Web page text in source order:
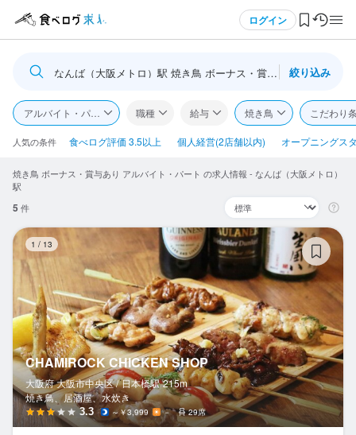
ログイン
ログイン・無料会員登録
食べログ求人TOP
求人検索
マイページ管理
閲覧履歴
気になる求人
検索履歴・保存した条件
応募履歴
WEB履歴書
なんば（大阪メトロ）駅 焼き鳥 ボーナス・賞与あり絞り込み
アルバイト・パート 職種 給与 焼き鳥 こだわり
人気の条件 食べログ評価 3.5以上 個人経営(2店舗以内) オープニングス
焼き鳥 ボーナス・賞与あり アルバイト・パート の求人情報 - なんば（大阪メトロ）
駅
5 件
1 / 13
CHAMIROCK CHICKEN SHOP
大阪府 大阪市中央区 / 日本橋駅 215m
焼き鳥、居酒屋、水炊き
3.3 ～￥3,999 － 29席